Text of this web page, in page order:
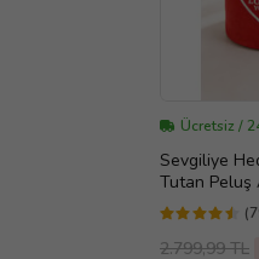
Ücretsiz /
Sevgiliye
Tutan Peluş
Fotoğraf
Kutusu
2.799,99 TL